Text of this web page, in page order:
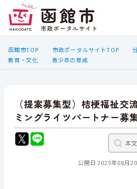
函館市TOP 市政ポータルサイトTOP
教育・文化
青少年の育成
（提案募集型）桔梗福祉交
ミングライツパートナー募
公開日 2025年08月